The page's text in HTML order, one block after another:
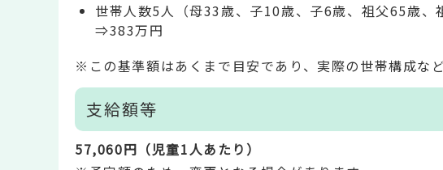
世帯人数5人（母33歳、子10歳、子6歳、祖父65歳、
⇒383万円
※この基準額はあくまで目安であり、実際の世帯構成など
支給額等
57,060円（児童1人あたり）